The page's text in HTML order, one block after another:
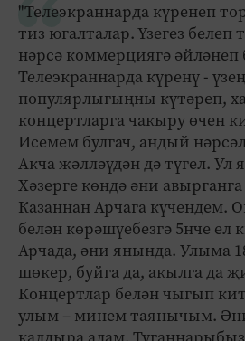
"Телеэкраннарда күренеп
тиз югалталар. Үзегез белеп
нәрсә коммерциягә әйләнеп
Телеэкраннарда күренү -
популярлыгыңны күтәреп,
концертларга чакыру өчен
Исемем булгач, андый
Акча жәлләүдән дә түгел. Ул
Хәзерге көндә әни
Казаннан Арчага күчендем.
белән көрәшүебезгә 5нче
Арчада, әни янында. Улыма
шөкер, буйга да, акылга да
Концертлар белән чыгып
улым – минем таянычым.